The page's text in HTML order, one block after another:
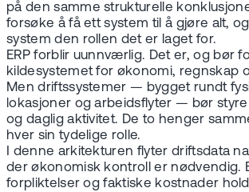
på den samme strukturelle
forsøke å få ett system til å gjøre alt,
system den rollen det er laget for.
ERP forblir uunnværlig. Det er, og bør
kildesystemet for økonomi, regnskap
Men driftssystemer — bygget rundt
lokasjoner og arbeidsflyter — bør
og daglig aktivitet. De to henger
hver sin tydelige rolle.
I denne arkitekturen flyter driftsdata
der økonomisk kontroll er nødvendig.
forpliktelser og faktiske kostnader